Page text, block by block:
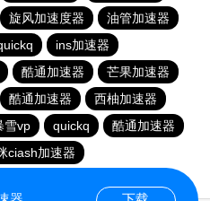
旋风加速度器
油管加速器
ins加速器
酷通加速器
芒果加速器
酷通加速器
西柚加速器
雪vp quickq
酷通加速器
ciash加速器